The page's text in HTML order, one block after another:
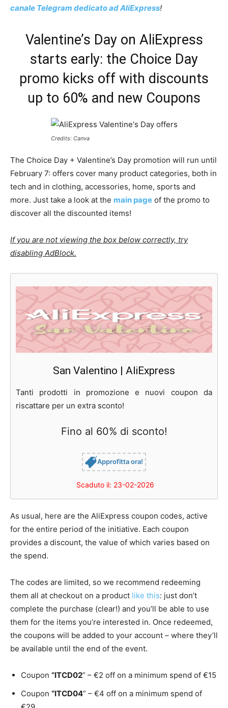
canale Telegram dedicato ad AliExpress!
Valentine’s Day on AliExpress
starts early: the Choice Day
promo kicks off with discounts
up to 60% and new Coupons
Credits: Canva
The Choice Day + Valentine’s Day promotion will run until
February 7: offers cover many product categories, both in
tech and in clothing, accessories, home, sports and
more. Just take a look at the main page of the promo to
discover all the discounted items!
If you are not viewing the box below correctly, try
disabling AdBlock.
San Valentino | AliExpress
Tanti prodotti in promozione e nuovi coupon da
riscattare per un extra sconto!
Fino al 60% di sconto!
Approfitta ora!
Scaduto il: 23-02-2026
As usual, here are the AliExpress coupon codes, active
for the entire period of the initiative. Each coupon
provides a discount, the value of which varies based on
the spend.
The codes are limited, so we recommend redeeming
them all at checkout on a product like this: just don’t
complete the purchase (clear!) and you’ll be able to use
them for the items you’re interested in. Once redeemed,
the coupons will be added to your account – where they’ll
be available until the end of the event.
Coupon “ITCD02” – €2 off on a minimum spend of €15
Coupon “ITCD04” – €4 off on a minimum spend of